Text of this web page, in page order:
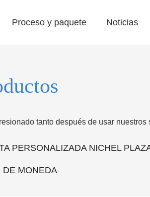
Proceso y paquete Noticias
tanto después de usar nuestros
PERSONALIZADA NICHEL
DE MONEDA